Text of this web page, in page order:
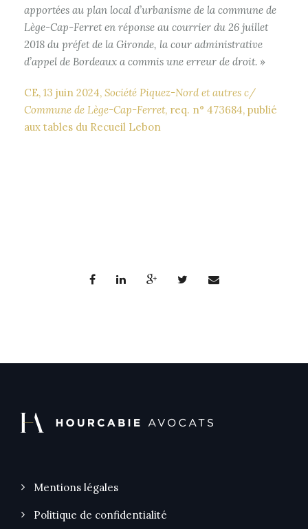
apportées au plan local d’urbanisme de la commune de
Lège-Cap-Ferret en réponse au courrier du 26 juillet
2018 du préfet de la Gironde, la cour administrative
d’appel de Bordeaux a commis une erreur de droit. »
CE, 13 juin 2024, Société Piquez-Nord et autres c/
Commune de Lège-Cap-Ferret, req. n° 473684, publié
aux tables du Recueil Lebon
Mentions légales
Politique de confidentialité